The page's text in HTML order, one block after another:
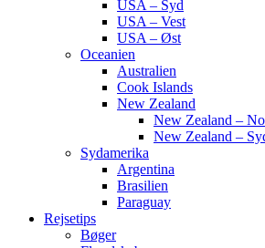
USA – Syd
USA – Vest
USA – Øst
Oceanien
Australien
Cook Islands
New Zealand
New Zealand –
New Zealand –
Sydamerika
Argentina
Brasilien
Paraguay
Rejsetips
Bøger